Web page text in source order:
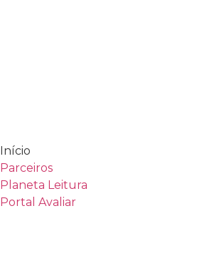
Início
Parceiros
Planeta Leitura
Portal Avaliar